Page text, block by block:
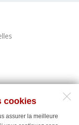
cookies
assurer la meilleure